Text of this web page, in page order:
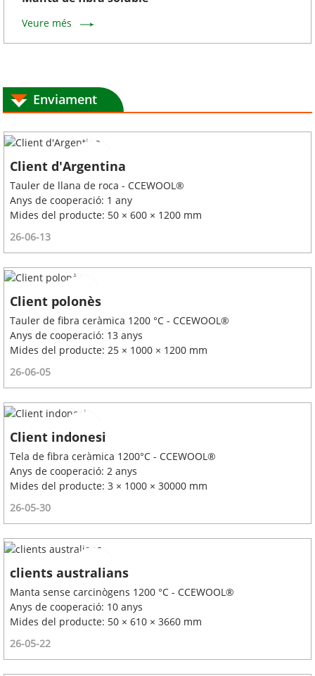
Veure més
Enviament
Client d'Argentina
Tauler de llana de roca - CCEWOOL®
Anys de cooperació: 1 any
Mides del producte: 50 × 600 × 1200 mm
26-06-13
Client polonès
Tauler de fibra ceràmica 1200 °C - CCEWOOL®
Anys de cooperació: 13 anys
Mides del producte: 25 × 1000 × 1200 mm
26-06-05
Client indonesi
Tela de fibra ceràmica 1200°C - CCEWOOL®
Anys de cooperació: 2 anys
Mides del producte: 3 × 1000 × 30000 mm
26-05-30
clients australians
Manta sense carcinògens 1200 °C - CCEWOOL®
Anys de cooperació: 10 anys
Mides del producte: 50 × 610 × 3660 mm
26-05-22